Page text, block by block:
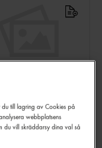
50x100g
5kg
till lagring av Cookies på
webbplatsens
du vill skräddarsy dina val så